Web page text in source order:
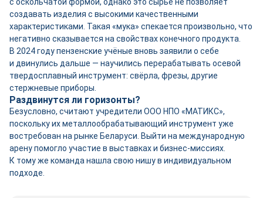
создавать изделия с высокими качественными
характеристиками. Такая «мука» спекается произвольно, что
негативно сказывается на свой­ствах конечного продукта.
В 2024 году пензенские учёные вновь заявили о себе
и двинулись дальше — научились перерабатывать осевой
твердосплавный инструмент: свёрла, фрезы, другие
стержневые приборы.
Раздвинутся ли горизонты?
Безусловно, считают учредители ООО НПО «МАТИКС»,
поскольку их металлообрабатывающий инструмент уже
востребован на рынке Беларуси. Выйти на международную
арену помогло участие в выставках и бизнес-­миссиях.
К тому же команда нашла свою нишу в индивидуальном
подходе.